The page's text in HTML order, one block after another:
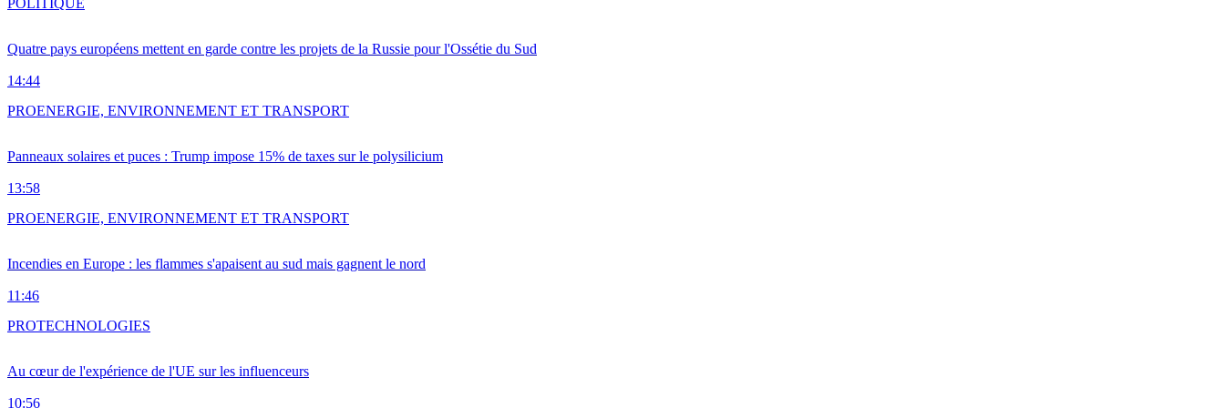
Quatre pays européens mettent en garde contre les projets de la Russie pour l'Ossétie du Sud
14:44
POLITIQUE
Panneaux solaires et puces : Trump impose 15% de taxes sur le polysilicium
13:58
PROENERGIE, ENVIRONNEMENT ET TRANSPORT
Incendies en Europe : les flammes s'apaisent au sud mais gagnent le nord
11:46
PROENERGIE, ENVIRONNEMENT ET TRANSPORT
Au cœur de l'expérience de l'UE sur les influenceurs
10:56
PROTECHNOLOGIES